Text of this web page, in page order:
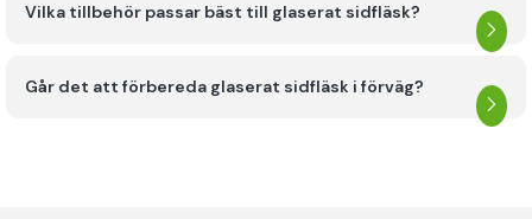
Vilka tillbehör passar bäst till glaserat sidfläsk?
Går det att förbereda glaserat sidfläsk i förväg?